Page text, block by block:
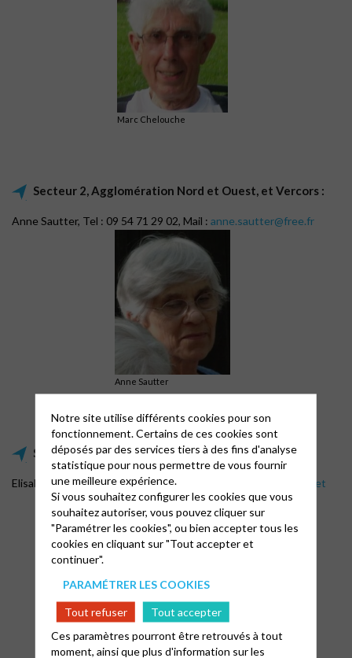
Marc Chelouche
Secteur 2, Agglomération Nord et Ouest, et Vercors :
Anne Sautter, Tel : 09 54 71 29 02, Mail : anne.sautter@free.fr
Anne Sautter
Secteur 3, Université et Grésivaudan :
Elisabeth Muller, Tel : 04 76 52 08 43, Mail : muller.e@laposte.net
Notre site utilise différents cookies pour son
fonctionnement. Certains de ces cookies sont
déposés par des services tiers à des fins d'analyse
statistique pour nous permettre de vous fournir
une meilleure expérience.
Si vous souhaitez configurer les cookies que vous
souhaitez autoriser, vous pouvez cliquer sur
"Paramétrer les cookies", ou bien accepter tous les
cookies en cliquant sur "Tout accepter et
continuer".
PARAMÉTRER LES COOKIES
Tout refuser
Tout accepter
Ces paramètres pourront être retrouvés à tout
moment, ainsi que plus d'information sur les